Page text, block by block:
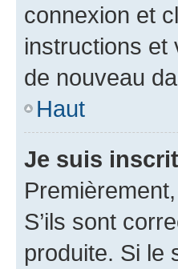
connexion et
instructions et
de nouveau
Haut
Je suis
S’ils sont
produite. Si le